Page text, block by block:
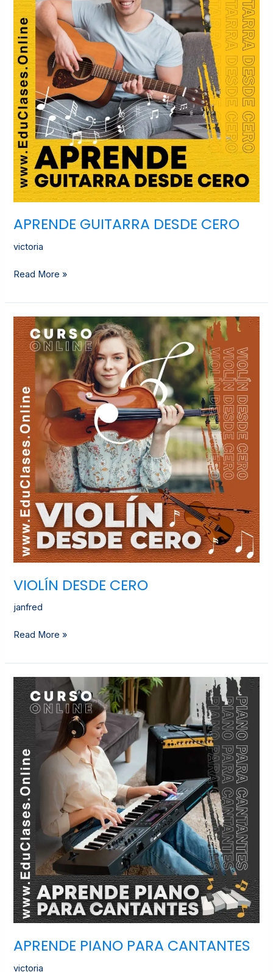
APRENDE GUITARRA DESDE CERO
victoria
CERO
Read More »
VIOLÍN DESDE CERO
janfred
VIOLÍN
DESDE
CERO
Read More »
APRENDE PIANO PARA CANTANTES
victoria
APRENDE
PIANO
PARA
CANTANTES